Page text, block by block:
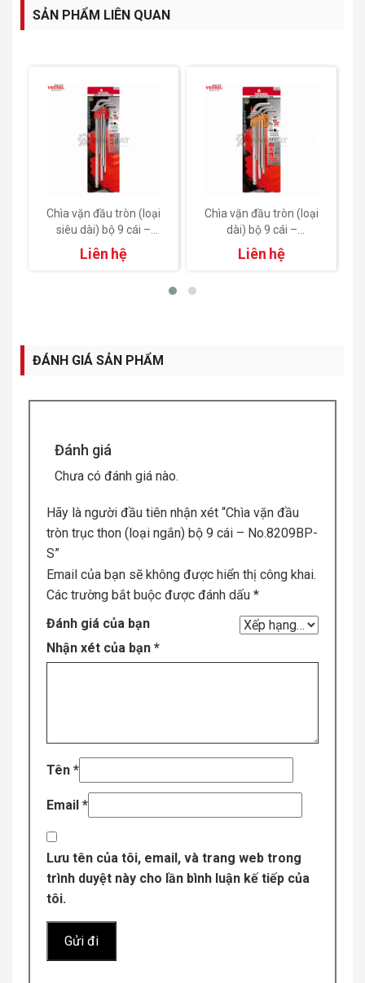
SẢN PHẨM LIÊN QUAN
Chìa vặn đầu tròn (loại
siêu dài) bộ 9 cái –
No.8309BP-XL
(8300BP-XL bộ 9 cái)
Liên hệ
Chìa vặn đầu tròn (loại
dài) bộ 9 cái –
No.8309BP-L
(8300BP-L bộ 9 cái)
Liên hệ
ĐÁNH GIÁ SẢN PHẨM
Đánh giá
Chưa có đánh giá nào.
Hãy là người đầu tiên nhận xét “Chìa vặn đầu
tròn trục thon (loại ngắn) bộ 9 cái – No.8209BP-
S”
Email của bạn sẽ không được hiển thị công khai.
Các trường bắt buộc được đánh dấu *
Đánh giá của bạn
Nhận xét của bạn *
Tên *
Email *
Lưu tên của tôi, email, và trang web trong
trình duyệt này cho lần bình luận kế tiếp của
tôi.